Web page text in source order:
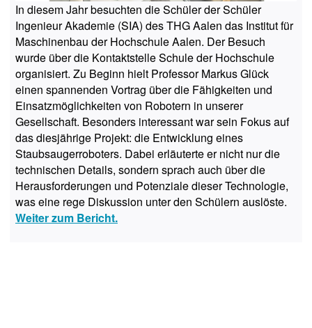
In diesem Jahr besuchten die Schüler der Schüler
Ingenieur Akademie (SIA) des THG Aalen das Institut für
Maschinenbau der Hochschule Aalen. Der Besuch
wurde über die Kontaktstelle Schule der Hochschule
organisiert. Zu Beginn hielt Professor Markus Glück
einen spannenden Vortrag über die Fähigkeiten und
Einsatzmöglichkeiten von Robotern in unserer
Gesellschaft. Besonders interessant war sein Fokus auf
das diesjährige Projekt: die Entwicklung eines
Staubsaugerroboters. Dabei erläuterte er nicht nur die
technischen Details, sondern sprach auch über die
Herausforderungen und Potenziale dieser Technologie,
was eine rege Diskussion unter den Schülern auslöste.
Weiter zum Bericht.